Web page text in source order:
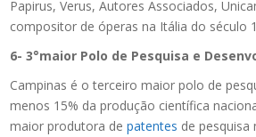
Papirus, Verus, Autores Associados,
compositor de óperas na Itália do século
6- 3°maior Polo de Pesquisa e
Campinas é o terceiro maior polo de
menos 15% da produção científica
maior produtora de patentes de pesquisa